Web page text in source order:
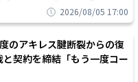
2026/08/05 17:00
のアキレス腱断裂からの復
契約を締結「もう一度コー